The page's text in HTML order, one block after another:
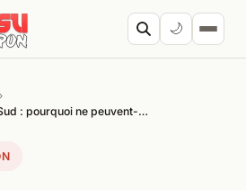
🌙
›
: pourquoi ne peuvent-…